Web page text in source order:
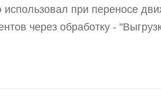
использовал при переносе
через обработку -